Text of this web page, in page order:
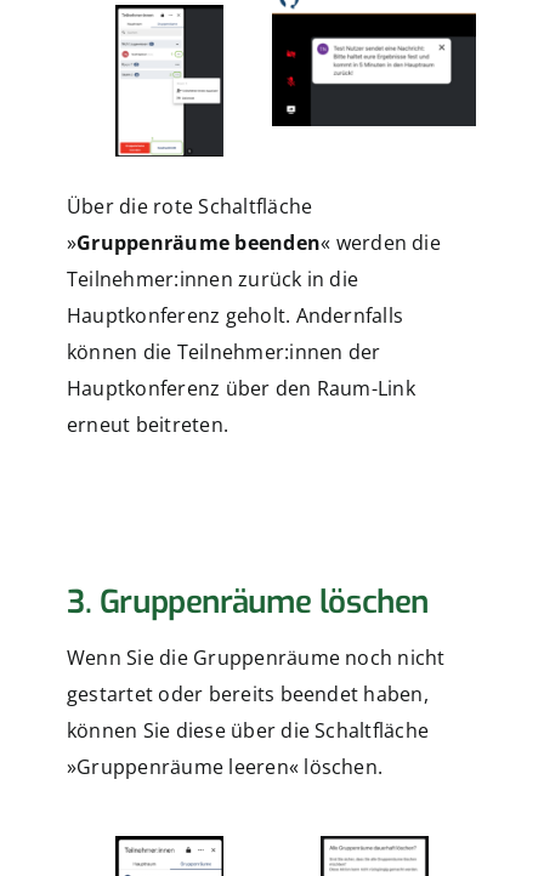
Über die rote Schaltfläche
»Gruppenräume beenden« werden die
Teilnehmer:innen zurück in die
Hauptkonferenz geholt. Andernfalls
können die Teilnehmer:innen der
Hauptkonferenz über den Raum-Link
erneut beitreten.
3. Gruppenräume löschen
Wenn Sie die Gruppenräume noch nicht
gestartet oder bereits beendet haben,
können Sie diese über die Schaltfläche
»Gruppenräume leeren« löschen.